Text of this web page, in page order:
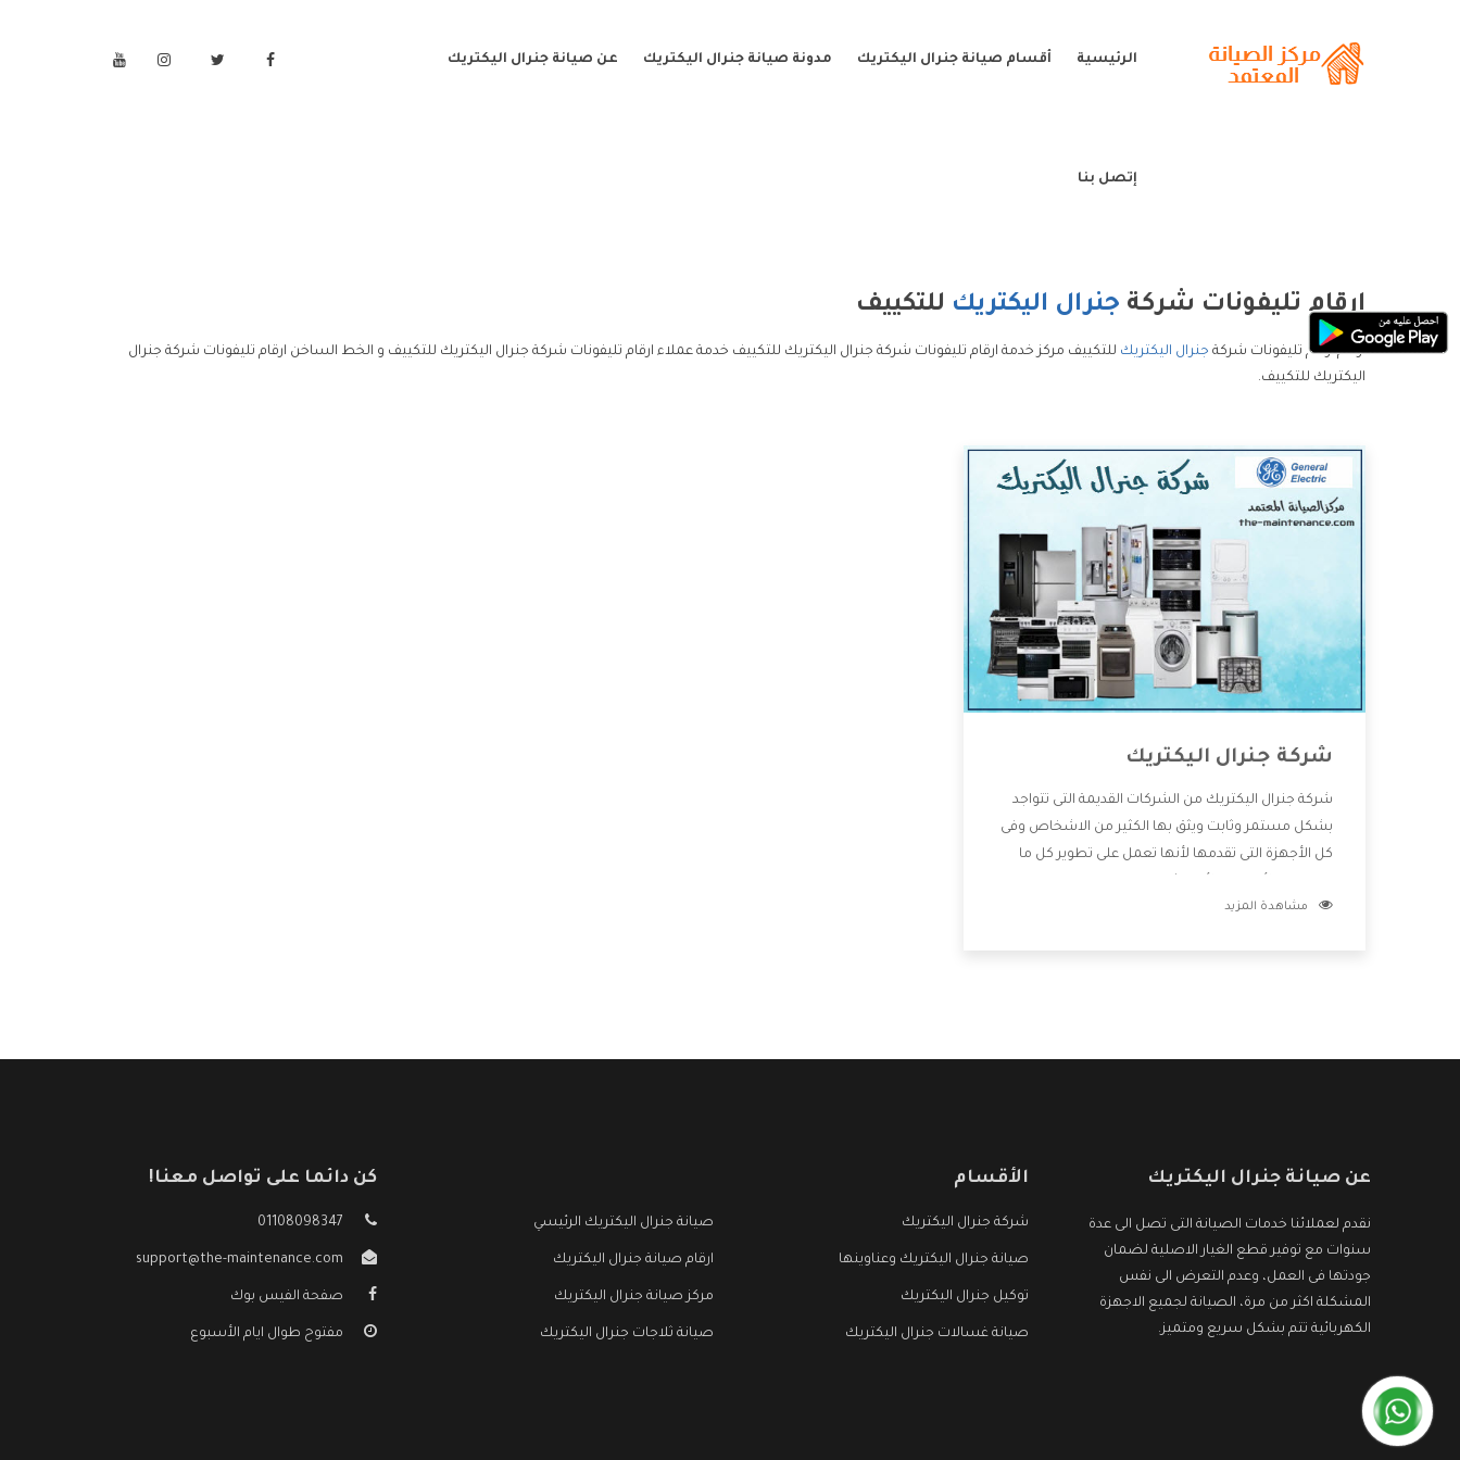
الرئيسية أقسام صيانة جنرال اليكتريك مدونة صيانة جنرال اليكتريك عن صيانة جنرال اليكتريك
إتصل بنا
ارقام تليفونات شركة جنرال اليكتريك للتكييف
ارقام ارقام تليفونات شركة جنرال اليكتريك للتكييف مركز خدمة ارقام تليفونات شركة جنرال اليكتريك للتكييف خدمة عملاء ارقام تليفونات شركة جنرال اليكتريك للتكييف و الخط الساخن ارقام تليفونات شركة جنرال
اليكتريك للتكييف.
شركة جنرال اليكتريك
شركة جنرال اليكتريك من الشركات القديمة التى تتواجد
بشكل مستمر وثابت ويثق بها الكثير من الاشخاص وفى
كل الأجهزة التى تقدمها لأنها تعمل على تطوير كل ما
أفضل خدمات ما بعد البيع مع المنتجات وتقدم للعملاء
مشاهدة المزيد
عن صيانة جنرال اليكتريك
نقدم لعملائنا خدمات الصيانة التى تصل الى عدة
سنوات مع توفير قطع الغيار الاصلية لضمان
جودتها فى العمل، وعدم التعرض الى نفس
المشكلة اكثر من مرة، الصيانة لجميع الاجهزة
الكهربائية تتم بشكل سريع ومتميز.
الأقسام
شركة جنرال اليكتريك صيانة جنرال اليكتريك الرئيسي
صيانة جنرال اليكتريك وعناوينها ارقام صيانة جنرال اليكتريك
توكيل جنرال اليكتريك مركز صيانة جنرال اليكتريك
صيانة غسالات جنرال اليكتريك صيانة ثلاجات جنرال اليكتريك
كن دائما على تواصل معنا!
01108098347
support@the-maintenance.com
صفحة الفيس بوك
مفتوح طوال ايام الأسبوع